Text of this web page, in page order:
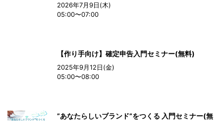
2026年7月9日(木)
05:00〜07:00
【作り手向け】確定申告入門セミナー(無料)
2025年9月12日(金)
05:00〜08:00
”あなたらしいブランド”をつくる 入門セミナー(無